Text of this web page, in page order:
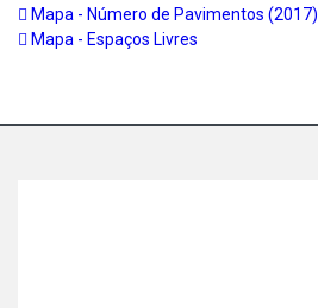
Mapa - Número de Pavimentos (2017)
Mapa - Espaços Livres